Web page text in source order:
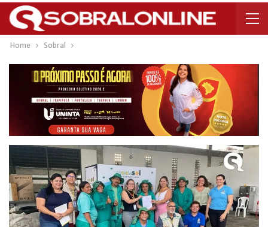
Home Sobral